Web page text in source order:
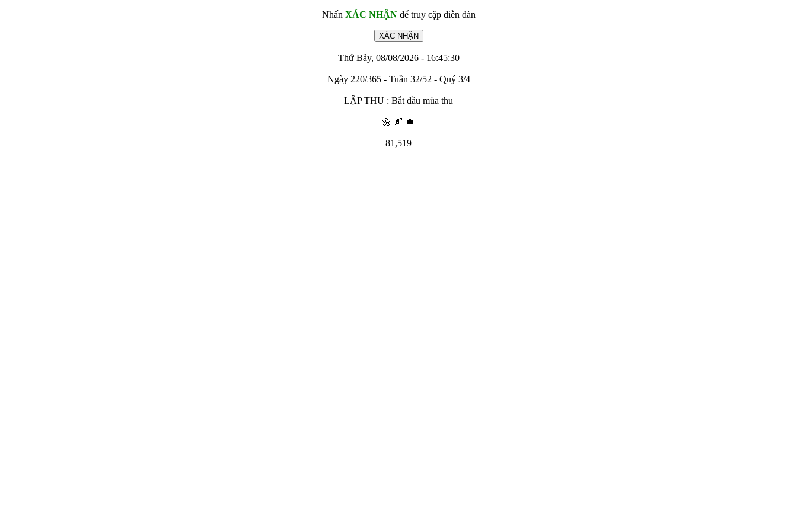
Nhấn XÁC NHẬNđể truy cập diễn đàn
Thứ Bảy, 08/08/2026 - 16:45:30
Ngày 220/365 - Tuần 32/52 - Quý 3/4
LẬP THU : Bắt đầu mùa thu
🌼 🍂 🍁
81,519